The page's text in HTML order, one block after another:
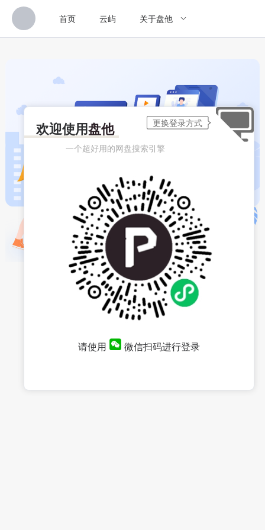
首页 云屿 关于盘他
欢迎使用盘他
一个超好用的网盘搜索引擎
请使用 微信扫码进行登录